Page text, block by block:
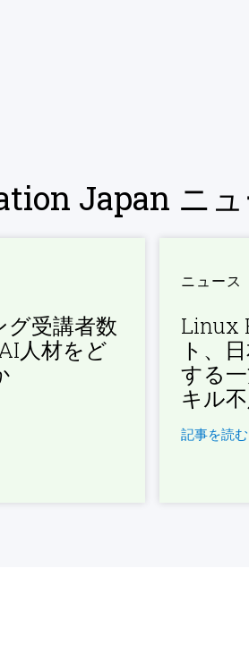
Japan ニュ
グ受講者数
人材をど
ニュース
Linux
ト、
する
キル
記事を読む